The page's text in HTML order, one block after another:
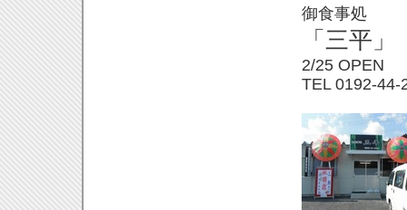
御食事処
「三平」
2/25 OPEN
TEL 0192-44-